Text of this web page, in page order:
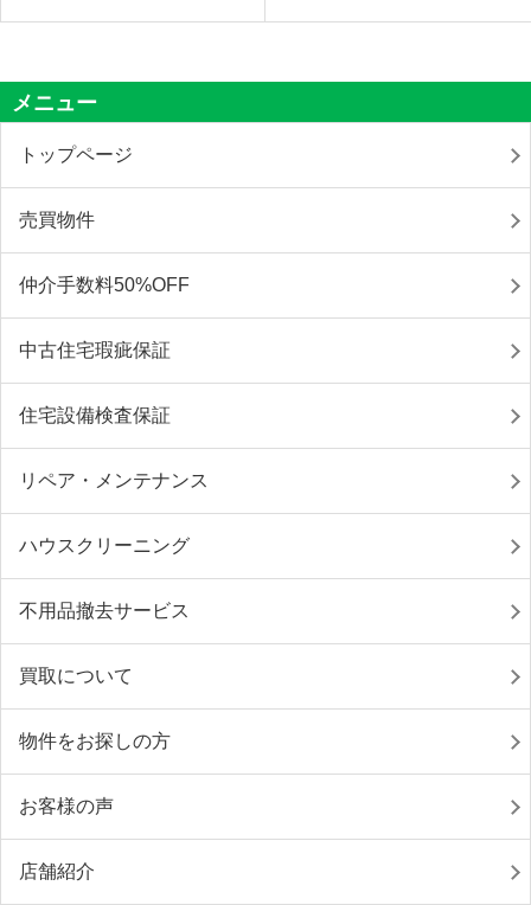
メニュー
トップページ
売買物件
仲介手数料50%OFF
中古住宅瑕疵保証
住宅設備検査保証
リペア・メンテナンス
ハウスクリーニング
不用品撤去サービス
買取について
物件をお探しの方
お客様の声
店舗紹介